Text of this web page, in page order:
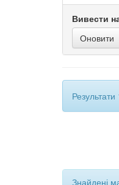
Вивести
Знайдені